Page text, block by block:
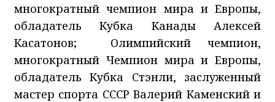
многократный чемпион мира и Европы,
обладатель Кубка Канады Алексей
Касатонов; Олимпийский чемпион,
многократный Чемпион мира и Европы,
обладатель Кубка Стэнли, заслуженный
мастер спорта СССР Валерий Каменский и